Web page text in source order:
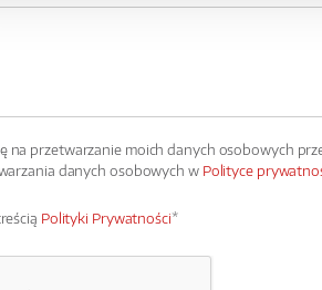
na przetwarzanie moich danych osobowych
danych osobowych w Polityce
Polityki Prywatności*